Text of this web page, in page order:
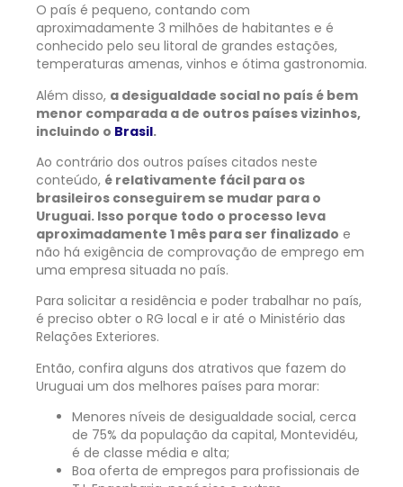
O país é pequeno, contando com
aproximadamente 3 milhões de habitantes e é
conhecido pelo seu litoral de grandes estações,
temperaturas amenas, vinhos e ótima gastronomia.
Além disso, a desigualdade social no país é bem
menor comparada a de outros países vizinhos,
incluindo o Brasil.
Ao contrário dos outros países citados neste
conteúdo, é relativamente fácil para os
brasileiros conseguirem se mudar para o
Uruguai. Isso porque todo o processo leva
aproximadamente 1 mês para ser finalizado e
não há exigência de comprovação de emprego em
uma empresa situada no país.
Para solicitar a residência e poder trabalhar no país,
é preciso obter o RG local e ir até o Ministério das
Relações Exteriores.
Então, confira alguns dos atrativos que fazem do
Uruguai um dos melhores países para morar:
Menores níveis de desigualdade social, cerca
de 75% da população da capital, Montevidéu,
é de classe média e alta;
Boa oferta de empregos para profissionais de